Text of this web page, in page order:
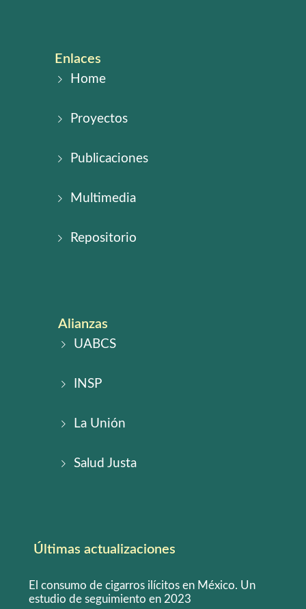
Enlaces
Home
Proyectos
Publicaciones
Multimedia
Repositorio
Alianzas
UABCS
INSP
La Unión
Salud Justa
Últimas actualizaciones
El consumo de cigarros ilícitos en México. Un
estudio de seguimiento en 2023